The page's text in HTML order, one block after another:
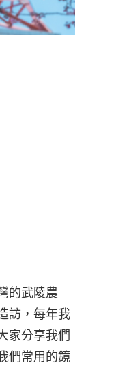
的武陵農
訪，每年我
家分享我們
們常用的鏡